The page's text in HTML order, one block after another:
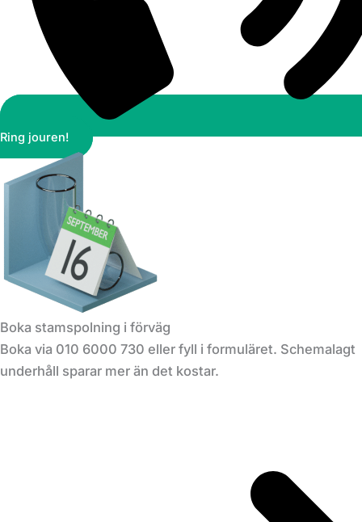
Ring jouren!
Boka stamspolning i förväg
Boka via 010 6000 730 eller fyll i formuläret. Schemalagt
underhåll sparar mer än det kostar.